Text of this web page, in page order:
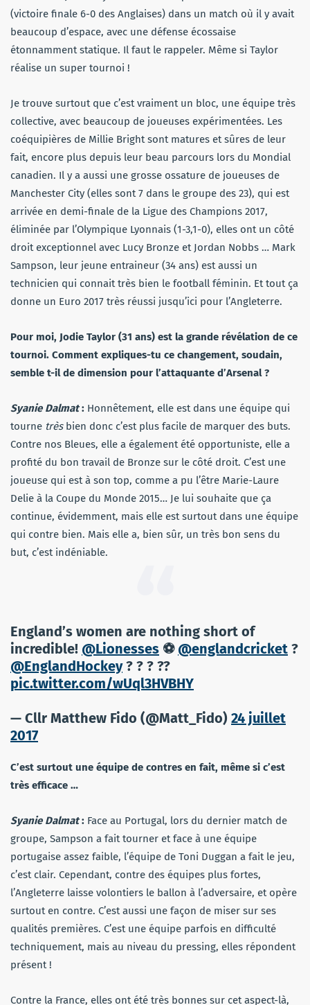
(victoire finale 6-0 des Anglaises) dans un match où il y avait
beaucoup d’espace, avec une défense écossaise
étonnamment statique. Il faut le rappeler. Même si Taylor
réalise un super tournoi !
Je trouve surtout que c’est vraiment un bloc, une équipe très
collective, avec beaucoup de joueuses expérimentées. Les
coéquipières de Millie Bright sont matures et sûres de leur
fait, encore plus depuis leur beau parcours lors du Mondial
canadien. Il y a aussi une grosse ossature de joueuses de
Manchester City (elles sont 7 dans le groupe des 23), qui est
arrivée en demi-finale de la Ligue des Champions 2017,
éliminée par l’Olympique Lyonnais (1-3,1-0), elles ont un côté
droit exceptionnel avec Lucy Bronze et Jordan Nobbs … Mark
Sampson, leur jeune entraineur (34 ans) est aussi un
technicien qui connait très bien le football féminin. Et tout ça
donne un Euro 2017 très réussi jusqu’ici pour l’Angleterre.
Pour moi, Jodie Taylor (31 ans) est la grande révélation de ce
tournoi. Comment expliques-tu ce changement, soudain,
semble t-il de dimension pour l’attaquante d’Arsenal ?
Syanie Dalmat: Honnêtement, elle est dans une équipe qui
tourne très bien donc c’est plus facile de marquer des buts.
Contre nos Bleues, elle a également été opportuniste, elle a
profité du bon travail de Bronze sur le côté droit. C’est une
joueuse qui est à son top, comme a pu l’être Marie-Laure
Delie à la Coupe du Monde 2015… Je lui souhaite que ça
continue, évidemment, mais elle est surtout dans une équipe
qui contre bien. Mais elle a, bien sûr, un très bon sens du
but, c’est indéniable.
England’s women are nothing short of
incredible! @Lionesses ⚽ @englandcricket ?
@EnglandHockey? ? ? ??
pic.twitter.com/wUql3HVBHY
— Cllr Matthew Fido (@Matt_Fido) 24 juillet
2017
C’est surtout une équipe de contres en fait, même si c’est
très efficace …
Syanie Dalmat: Face au Portugal, lors du dernier match de
groupe, Sampson a fait tourner et face à une équipe
portugaise assez faible, l’équipe de Toni Duggan a fait le jeu,
c’est clair. Cependant, contre des équipes plus fortes,
l’Angleterre laisse volontiers le ballon à l’adversaire, et opère
surtout en contre. C’est aussi une façon de miser sur ses
qualités premières. C’est une équipe parfois en difficulté
techniquement, mais au niveau du pressing, elles répondent
présent !
Contre la France, elles ont été très bonnes sur cet aspect-là,